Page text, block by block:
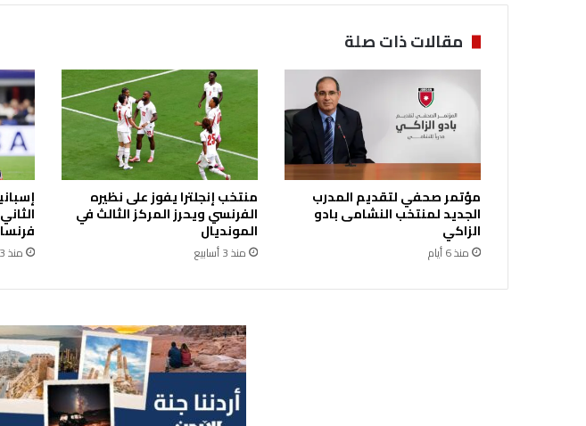
ف
ا
ة
ا
ا
ف
ر
ن
س
ي
ا
ر
د
ن
ي
ة
"
و
م
ن
ا
ب
ر
ك
ة
ل
مقالات ذات صلة
مؤتمر صحفي لتقديم المدرب
الجديد لمنتخب النشامى بادو
الزاكي
منذ 6 أيام
منتخب إنجلترا يفوز على نظيره
الفرنسي ويحرز المركز الثالث في
المونديال
منذ 3 أسابيع
فرنسا
منذ 3 أسابيع